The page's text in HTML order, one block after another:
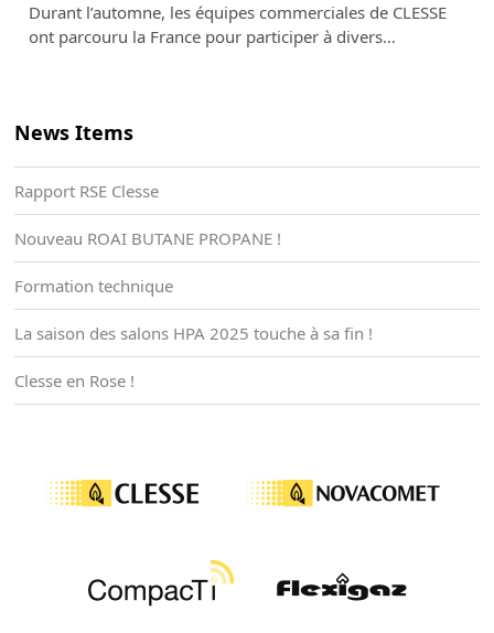
Durant l’automne, les équipes commerciales de CLESSE
ont parcouru la France pour participer à divers…
News Items
Rapport RSE Clesse
Nouveau ROAI BUTANE PROPANE !
Formation technique
La saison des salons HPA 2025 touche à sa fin !
Clesse en Rose !